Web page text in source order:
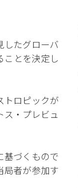
したグローバ
ことを決定し
トロピックが
ス・プレビュ
基づくもので
局者が参加す